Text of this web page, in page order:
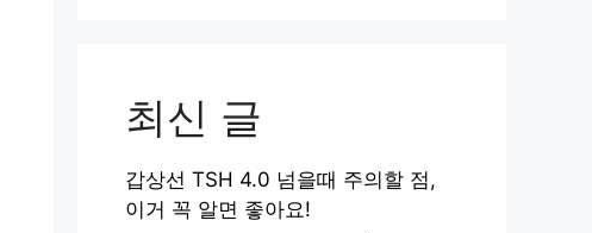
최신 글
갑상선 TSH 4.0 넘을때 주의할 점,
이거 꼭 알면 좋아요!